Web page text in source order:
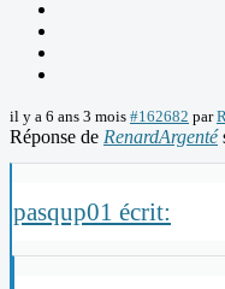
il y a 6 ans 3 mois #162682 par
Réponse de RenardArgenté
pasqup01 écrit: